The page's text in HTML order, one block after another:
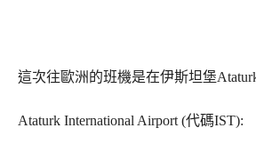
這次往歐洲的班機是在伊斯坦堡
Ataturk International Airport (代碼IST):